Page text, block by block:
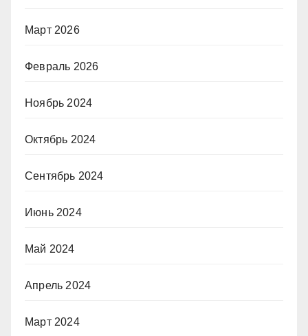
Март 2026
Февраль 2026
Ноябрь 2024
Октябрь 2024
Сентябрь 2024
Июнь 2024
Май 2024
Апрель 2024
Март 2024